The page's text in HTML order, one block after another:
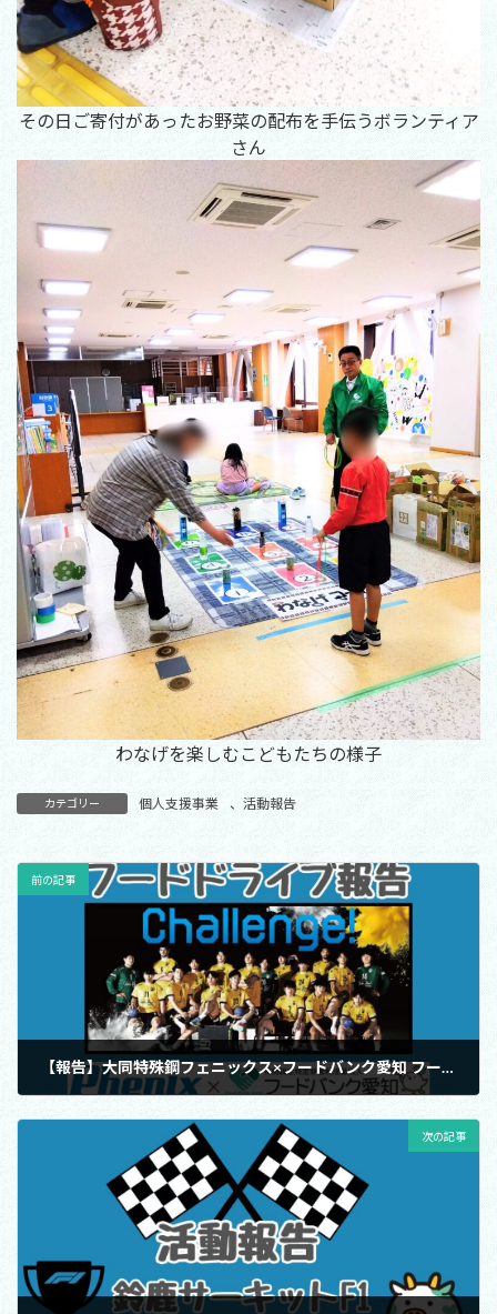
その日ご寄付があったお野菜の配布を手伝うボランティア
さん
わなげを楽しむこどもたちの様子
カテゴリー 個人支援事業 、 活動報告
前の記事
【報告】大同特殊鋼フェニックス×フードバンク愛知 フードドライブ報告
次の記事